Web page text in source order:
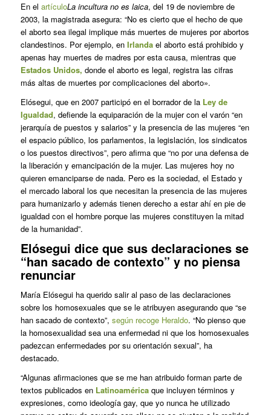
En el artículoLa incultura no es laica, del 19 de noviembre de
2003, la magistrada asegura: “No es cierto que el hecho de que
el aborto sea ilegal implique más muertes de mujeres por abortos
clandestinos. Por ejemplo, en Irlandael aborto está prohibido y
apenas hay muertes de madres por esta causa, mientras que
Estados Unidos, donde el aborto es legal, registra las cifras
más altas de muertes por complicaciones del aborto».
Elósegui, que en 2007 participó en el borrador de la Ley de
Igualdad, defiende la equiparación de la mujer con el varón “en
jerarquía de puestos y salarios” y la presencia de las mujeres “en
el espacio público, los parlamentos, la legislación, los sindicatos
o los puestos directivos”, pero afirma que “no por una defensa de
la liberación y emancipación de la mujer. Las mujeres hoy no
quieren emanciparse de nada. Pero es la sociedad, el Estado y
el mercado laboral los que necesitan la presencia de las mujeres
para humanizarlo y además tienen derecho a estar ahí en pie de
igualdad con el hombre porque las mujeres constituyen la mitad
de la humanidad”.
Elósegui dice que sus declaraciones se
“han sacado de contexto” y no piensa
renunciar
María Elósegui ha querido salir al paso de las declaraciones
sobre los homosexuales que se le atribuyen asegurando que “se
han sacado de contexto”, según recoge Heraldo. “No pienso que
la homosexualidad sea una enfermedad ni que los homosexuales
padezcan enfermedades por su orientación sexual”, ha
destacado.
“Algunas afirmaciones que se me han atribuido forman parte de
textos publicados en Latinoaméricaque incluyen términos y
expresiones, como ideología gay, que yo nunca he utilizado